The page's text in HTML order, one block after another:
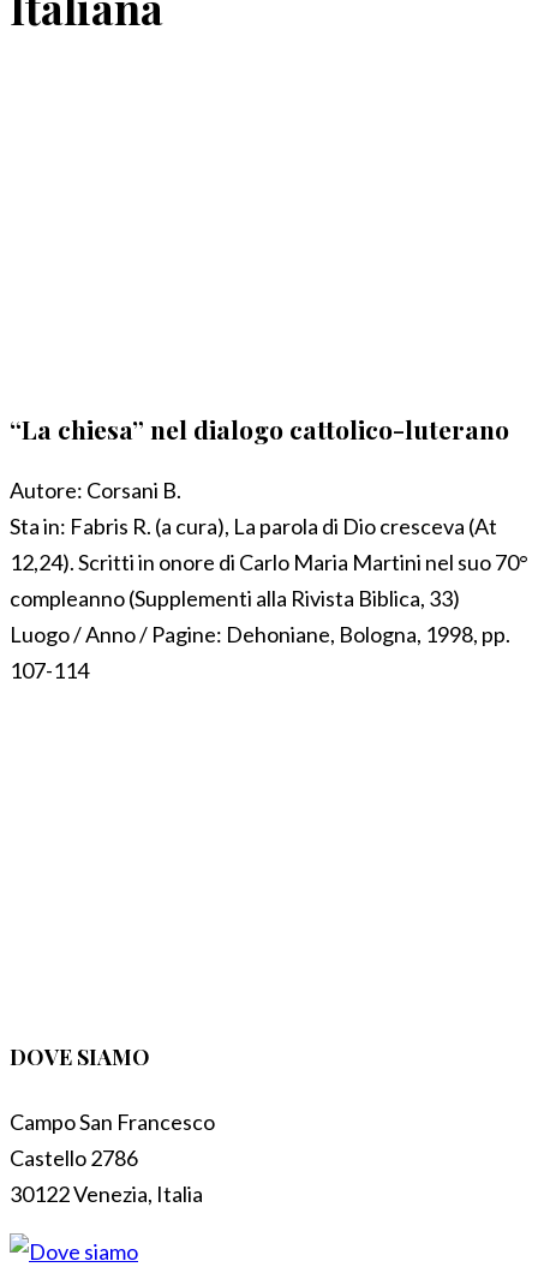
“La chiesa” nel dialogo cattolico-luterano
Autore: Corsani B.
Sta in: Fabris R. (a cura), La parola di Dio cresceva (At
12,24). Scritti in onore di Carlo Maria Martini nel suo 70°
compleanno (Supplementi alla Rivista Biblica, 33)
Luogo / Anno / Pagine: Dehoniane, Bologna, 1998, pp.
107-114
DOVE SIAMO
Campo San Francesco
Castello 2786
30122 Venezia, Italia